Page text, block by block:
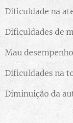
Dificuldade na
Dificuldades de
Mau
Dificuldades na
Diminuição da